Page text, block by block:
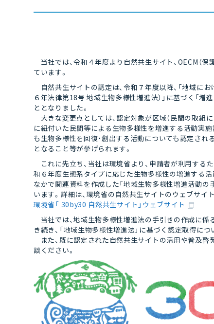
当社では、令和４年度より自然共生サイト、OECM（
ています。
自然共生サイトの認定は、令和７年度以降、「地域に
６年法律第18号 地域生物多様性増進法）」に基づく「
ととなりました。
大きな変更点としては、認定対象が区域（民間の取組
に紐付いた民間等による生物多様性を増進する活動実
も生物多様性を回復・創出する活動についても認定され
となること等が挙げられます。
これに先立ち、当社は環境省より、申請者が利用する
和６年度生態系タイプに応じた生物多様性の増進する
なかで関連資料を作成した「地域生物多様性増進活動の
います。詳細は、環境省の自然共生サイトのウェブサイ
環境省「 30by30 自然共生サイト」ウェブサイト
当社では、地域生物多様性増進法の手引きの作成に係
き続き、「地域生物多様性増進法」に基づく認定取得に
また、既に認定された自然共生サイトの活用や普及啓
談ください。